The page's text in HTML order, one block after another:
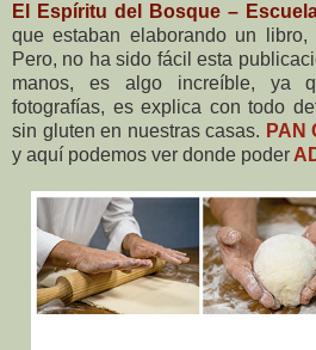
El Espíritu del Bosque –
que estaban elaborando un libro,
Pero, no ha sido fácil esta
manos, es algo increíble, ya
fotografías, es explica con todo
sin gluten en nuestras casas. PAN
y aquí podemos ver donde poder